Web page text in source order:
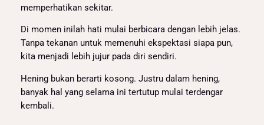
memperhatikan sekitar.
Di momen inilah hati mulai berbicara dengan lebih jelas.
Tanpa tekanan untuk memenuhi ekspektasi siapa pun,
kita menjadi lebih jujur pada diri sendiri.
Hening bukan berarti kosong. Justru dalam hening,
banyak hal yang selama ini tertutup mulai terdengar
kembali.